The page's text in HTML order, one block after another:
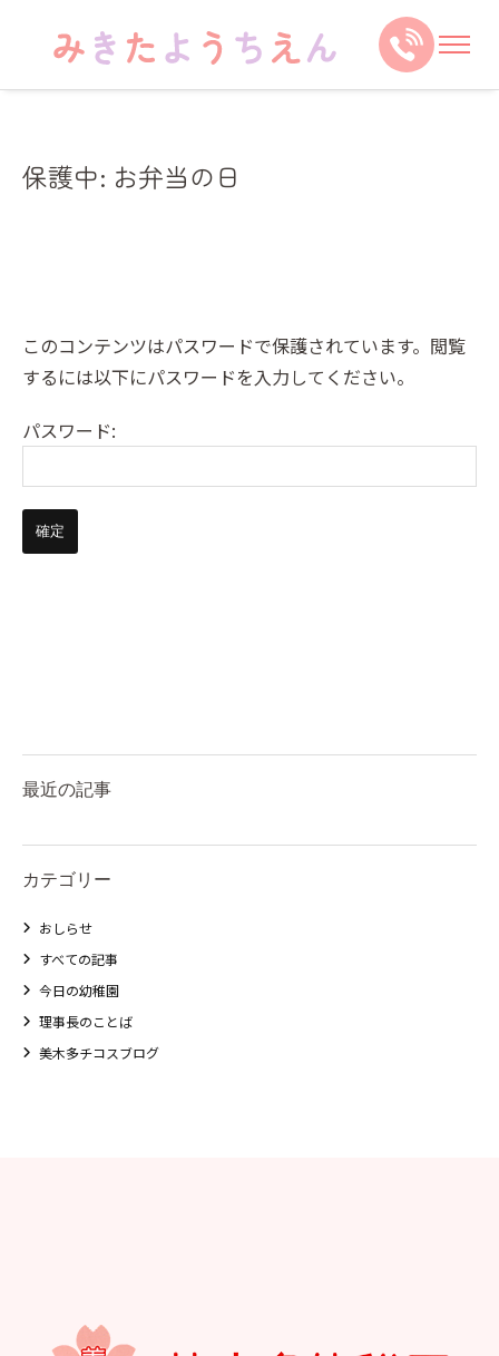
保護中: お弁当の日
このコンテンツはパスワードで保護されています。閲覧
するには以下にパスワードを入力してください。
パスワード:
最近の記事
カテゴリー
おしらせ
すべての記事
今日の幼稚園
理事長のことば
美木多チコスブログ